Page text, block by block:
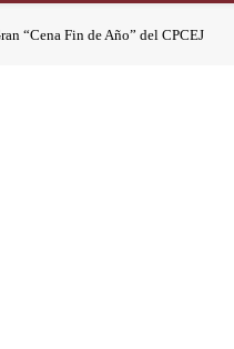
“Cena Fin de Año” del CPCEJ